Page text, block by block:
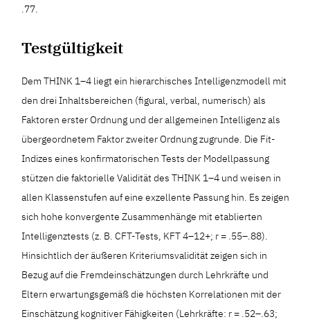
.77.
Testgültigkeit
Dem THINK 1–4 liegt ein hierarchisches Intelligenzmodell mit
den drei Inhaltsbereichen (figural, verbal, numerisch) als
Faktoren erster Ordnung und der allgemeinen Intelligenz als
übergeordnetem Faktor zweiter Ordnung zugrunde. Die Fit-
Indizes eines konfirmatorischen Tests der Modellpassung
stützen die faktorielle Validität des THINK 1–4 und weisen in
allen Klassenstufen auf eine exzellente Passung hin. Es zeigen
sich hohe konvergente Zusammenhänge mit etablierten
Intelligenztests (z. B. CFT-Tests, KFT 4–12+; r = .55–.88).
Hinsichtlich der äußeren Kriteriumsvalidität zeigen sich in
Bezug auf die Fremdeinschätzungen durch Lehrkräfte und
Eltern erwartungsgemäß die höchsten Korrelationen mit der
Einschätzung kognitiver Fähigkeiten (Lehrkräfte: r = .52–.63;